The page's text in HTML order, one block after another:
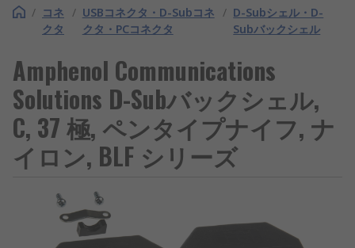
/ コネ
クタ
/ USBコネクタ・D-Subコネ
クタ・PCコネクタ
/ D-Subシェル・D-
Subバックシェル
Amphenol Communications
Solutions D-Subバックシェル,
C, 37 極, ペンタイプナイフ, ナ
イロン, BLF シリーズ